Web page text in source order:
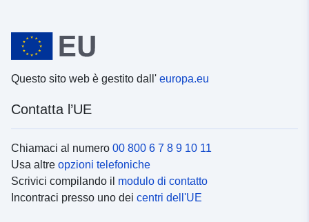
Questo sito web è gestito dall' europa.eu
Contatta l’UE
Chiamaci al numero 00 800 6 7 8 9 10 11
Usa altre opzioni telefoniche
Scrivici compilando il modulo di contatto
Incontraci presso uno dei centri dell'UE